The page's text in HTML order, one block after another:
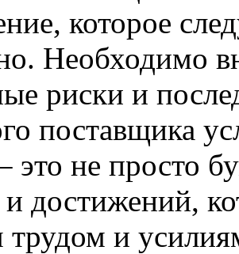
которое
Необходимо
риски и
поставщика
это не просто
достижений,
трудом и